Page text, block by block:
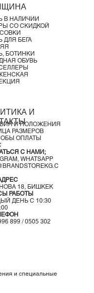
— способствуют
— комфортная
премиум-пены
В НАЛИЧИИ
СО СКИДКОЙ
ДЛЯ БЕГА
БОТИНКИ
ОБУВЬ
И
И ПОЛОЖЕНИЯ
РАЗМЕРОВ
ОПЛАТЫ
С НАМИ;
WHATSAPP
18, БИШКЕК
РАБОТЫ
ДЕНЬ С 10:30
899 / 0505 302
и специальные